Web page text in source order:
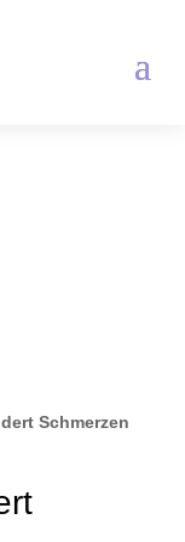
Schmerzen